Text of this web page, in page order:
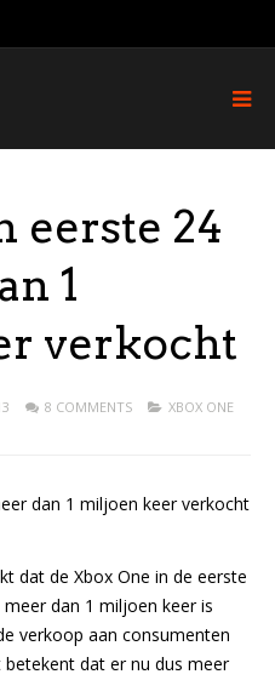
eerste 24
1
verkocht
8 COMMENTS XBOX ONE
dat de Xbox One in de eerste
dan 1 miljoen keer is
verkoop aan consumenten
dat er nu dus meer